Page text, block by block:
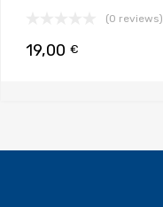
(0 reviews)
19,00 €